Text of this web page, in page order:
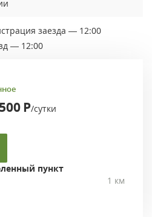
заезда — 12:00
— 12:00
Р/сутки
пункт
1 км